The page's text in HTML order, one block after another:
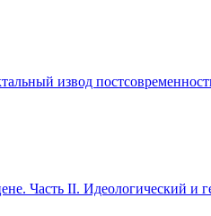
извод
Часть II. Идеологический и